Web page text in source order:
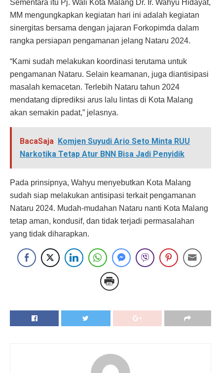
Sementara itu Pj. Wali Kota Malang Dr. Ir. Wahyu Hidayat,
MM mengungkapkan kegiatan hari ini adalah kegiatan
sinergitas bersama dengan jajaran Forkopimda dalam
rangka persiapan pengamanan jelang Nataru 2024.
“Kami sudah melakukan koordinasi terutama untuk
pengamanan Nataru. Selain keamanan, juga diantisipasi
masalah kemacetan. Terlebih Nataru tahun 2024
mendatang diprediksi arus lalu lintas di Kota Malang
akan semakin padat,” jelasnya.
BacaSaja Komjen Suyudi Ario Seto Minta RUU
Narkotika Tetap Atur BNN Bisa Jadi Penyidik
Pada prinsipnya, Wahyu menyebutkan Kota Malang
sudah siap melakukan antisipasi terkait pengamanan
Nataru 2024. Mudah-mudahan Nataru nanti Kota Malang
tetap aman, kondusif, dan tidak terjadi permasalahan
yang tidak diharapkan.